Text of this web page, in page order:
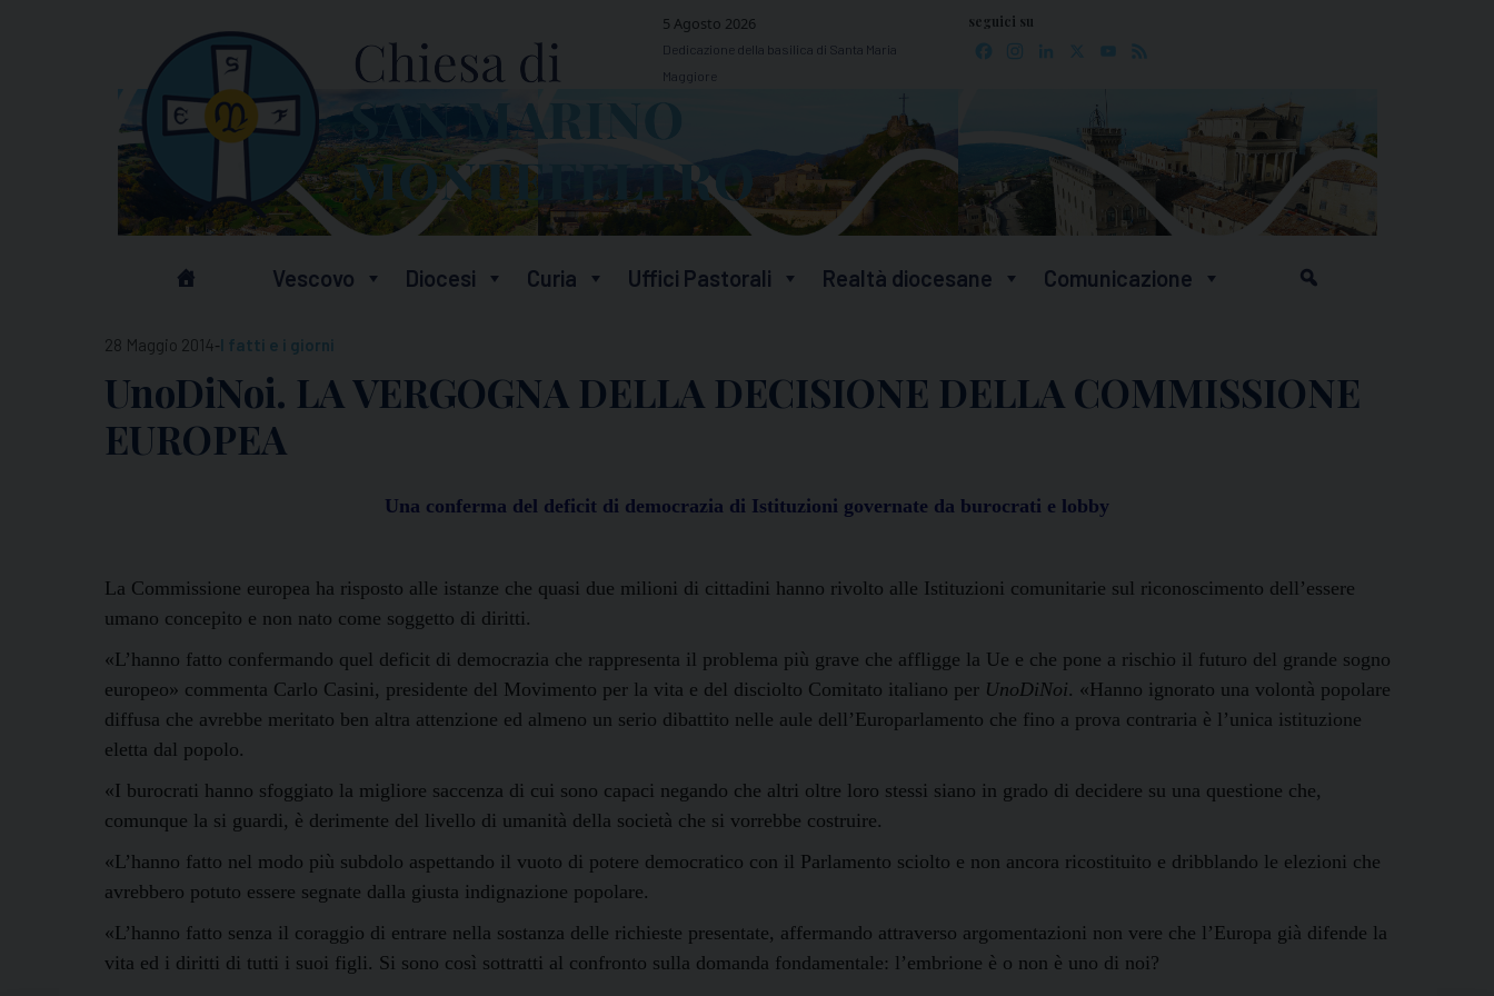
5 Agosto 2026
Dedicazione della basilica di Santa Maria
Maggiore
seguici su
Facebook
Instagram
LinkedIn YouTube
Vescovo Diocesi Curia Uffici Pastorali Realtà diocesane Comunicazione
28 Maggio 2014-I fatti e i giorni
UnoDiNoi. LA VERGOGNA DELLA DECISIONE DELLA COMMISSIONE
EUROPEA
Una conferma del deficit di democrazia di Istituzioni governate da burocrati e lobby
La Commissione europea ha risposto alle istanze che quasi due milioni di cittadini hanno rivolto alle Istituzioni comunitarie sul riconoscimento dell’essere
umano concepito e non nato come soggetto di diritti.
«L’hanno fatto confermando quel deficit di democrazia che rappresenta il problema più grave che affligge la Ue e che pone a rischio il futuro del grande sogno
europeo» commenta Carlo Casini, presidente del Movimento per la vita e del disciolto Comitato italiano per UnoDiNoi. «Hanno ignorato una volontà popolare
diffusa che avrebbe meritato ben altra attenzione ed almeno un serio dibattito nelle aule dell’Europarlamento che fino a prova contraria è l’unica istituzione
eletta dal popolo.
«I burocrati hanno sfoggiato la migliore saccenza di cui sono capaci negando che altri oltre loro stessi siano in grado di decidere su una questione che,
comunque la si guardi, è derimente del livello di umanità della società che si vorrebbe costruire.
«L’hanno fatto nel modo più subdolo aspettando il vuoto di potere democratico con il Parlamento sciolto e non ancora ricostituito e dribblando le elezioni che
avrebbero potuto essere segnate dalla giusta indignazione popolare.
«L’hanno fatto senza il coraggio di entrare nella sostanza delle richieste presentate, affermando attraverso argomentazioni non vere che l’Europa già difende la
vita ed i diritti di tutti i suoi figli. Si sono così sottratti al confronto sulla domanda fondamentale: l’embrione è o non è uno di noi?